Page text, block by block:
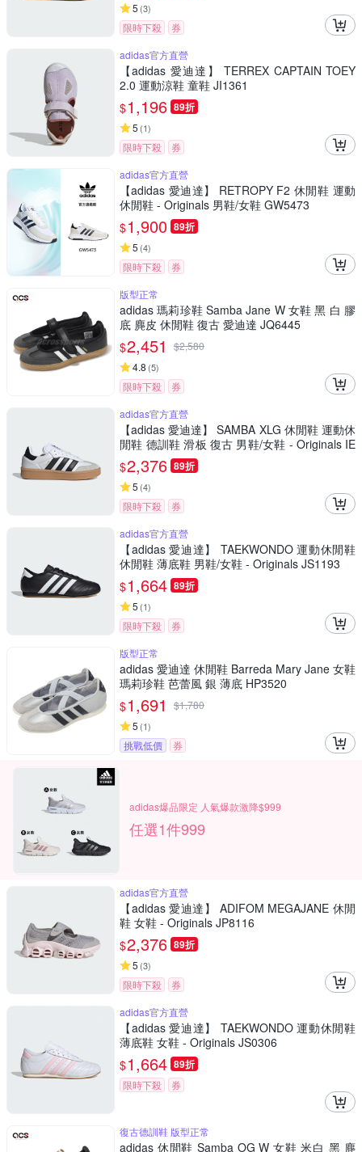
5 (3)
限時下殺
券
adidas官方直營
【adidas 愛迪達】 TERREX CAPTAIN TOEY
2.0 運動涼鞋 童鞋 JI1361
$1,196 89折
5 (1)
限時下殺
券
adidas官方直營
【adidas 愛迪達】 RETROPY F2 休閒鞋 運動
休閒鞋 - Originals 男鞋/女鞋 GW5473
$1,900 89折
5 (4)
限時下殺
券
版型正常
adidas 瑪莉珍鞋 Samba Jane W 女鞋 黑 白 膠
底 麂皮 休閒鞋 復古 愛迪達 JQ6445
$2,451 $2,580
4.8 (5)
限時下殺
券
adidas官方直營
【adidas 愛迪達】 SAMBA XLG 休閒鞋 運動休
閒鞋 德訓鞋 滑板 復古 男鞋/女鞋 - Originals IE
1377
$2,376 89折
5 (4)
限時下殺
券
adidas官方直營
【adidas 愛迪達】 TAEKWONDO 運動休閒鞋
休閒鞋 薄底鞋 男鞋/女鞋 - Originals JS1193
$1,664 89折
5 (1)
限時下殺
券
版型正常
adidas 愛迪達 休閒鞋 Barreda Mary Jane 女鞋
瑪莉珍鞋 芭蕾風 銀 薄底 HP3520
$1,691 $1,780
5 (1)
挑戰低價 券
adidas爆品限定 人氣爆款激降$999
任選1件999
adidas官方直營
【adidas 愛迪達】 ADIFOM MEGAJANE 休閒
鞋 女鞋 - Originals JP8116
$2,376 89折
5 (3)
限時下殺
券
adidas官方直營
【adidas 愛迪達】 TAEKWONDO 運動休閒鞋
薄底鞋 女鞋 - Originals JS0306
$1,664 89折
限時下殺 券
復古德訓鞋 版型正常
adidas 休閒鞋 Samba OG W 女鞋 米白 黑 麂